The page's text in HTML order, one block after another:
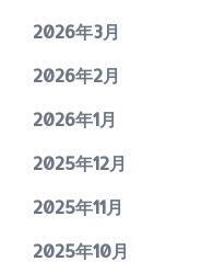
2026年3月
2026年2月
2026年1月
2025年12月
2025年11月
2025年10月